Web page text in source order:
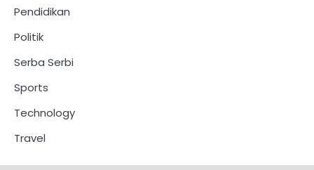
Pendidikan
Politik
Serba Serbi
Sports
Technology
Travel